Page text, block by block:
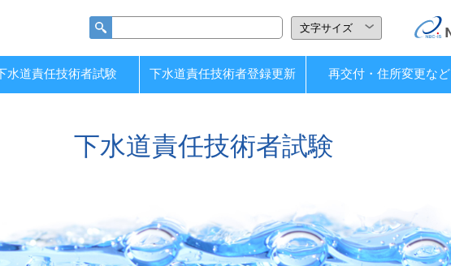
下水道責任技術者試験 下水道責任技術者登録更新 再交付・住所変更など
下水道責任技術者試験